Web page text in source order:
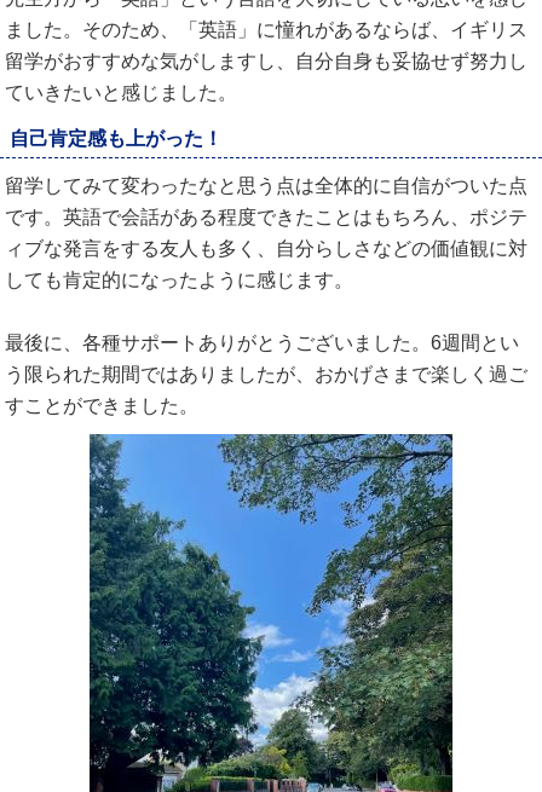
ました。そのため、「英語」に憧れがあるならば、イギリス
留学がおすすめな気がしますし、自分自身も妥協せず努力し
ていきたいと感じました。
自己肯定感も上がった！
留学してみて変わったなと思う点は全体的に自信がついた点
です。英語で会話がある程度できたことはもちろん、ポジテ
ィブな発言をする友人も多く、自分らしさなどの価値観に対
しても肯定的になったように感じます。
最後に、各種サポートありがとうございました。6週間とい
う限られた期間ではありましたが、おかげさまで楽しく過ご
すことができました。